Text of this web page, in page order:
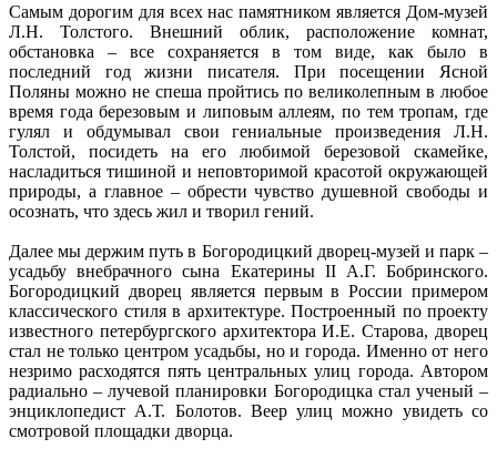
Самым дорогим для всех нас памятником является Дом-музей
Л.Н. Толстого. Внешний облик, расположение комнат,
обстановка – все сохраняется в том виде, как было в
последний год жизни писателя. При посещении Ясной
Поляны можно не спеша пройтись по великолепным в любое
время года березовым и липовым аллеям, по тем тропам, где
гулял и обдумывал свои гениальные произведения Л.Н.
Толстой, посидеть на его любимой березовой скамейке,
насладиться тишиной и неповторимой красотой окружающей
природы, а главное – обрести чувство душевной свободы и
осознать, что здесь жил и творил гений.
Далее мы держим путь в Богородицкий дворец-музей и парк –
усадьбу внебрачного сына Екатерины II А.Г. Бобринского.
Богородицкий дворец является первым в России примером
классического стиля в архитектуре. Построенный по проекту
известного петербургского архитектора И.Е. Старова, дворец
стал не только центром усадьбы, но и города. Именно от него
незримо расходятся пять центральных улиц города. Автором
радиально – лучевой планировки Богородицка стал ученый –
энциклопедист А.Т. Болотов. Веер улиц можно увидеть со
смотровой площадки дворца.